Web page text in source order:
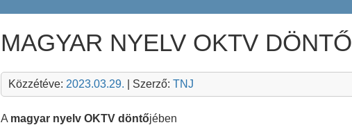
MAGYAR NYELV OKTV DÖNTŐ
Közzétéve: 2023.03.29. | Szerző: TNJ
A magyar nyelv OKTV döntőjében